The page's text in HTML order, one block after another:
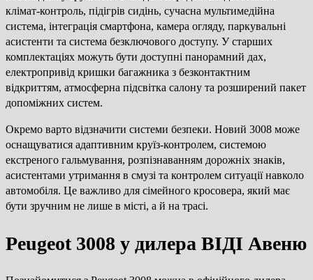
клімат-контроль, підігрів сидінь, сучасна мультимедійна
система, інтеграція смартфона, камера огляду, паркувальні
асистенти та система безключового доступу. У старших
комплектаціях можуть бути доступні панорамний дах,
електропривід кришки багажника з безконтактним
відкриттям, атмосферна підсвітка салону та розширений пакет
допоміжних систем.
Окремо варто відзначити системи безпеки. Новий 3008 може
оснащуватися адаптивним круїз-контролем, системою
екстреного гальмування, розпізнаванням дорожніх знаків,
асистентами утримання в смузі та контролем ситуації навколо
автомобіля. Це важливо для сімейного кросовера, який має
бути зручним не лише в місті, а й на трасі.
Peugeot 3008 у дилера ВІДІ Авеню